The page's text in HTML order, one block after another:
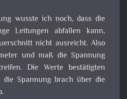
wusste ich noch, dass die
Leitungen abfallen kann,
nicht ausreicht. Also
und maß die Spannung
Die Werte bestätigten
Spannung brach über die